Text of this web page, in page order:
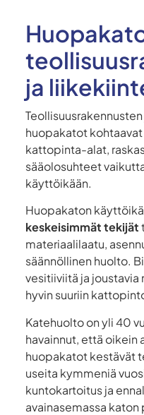
ja
huopakatot
kattopinta-alat,
sääolosuhteet
käyttöikään.
Huopakaton
keskeisimmät tekijät
materiaalilaatu,
säännöllinen huolto.
vesitiiviitä ja
hyvin suuriin
Katehuolto on yli 40
havainnut, että oikein
huopakatot kestävät
useita kymmeniä
kuntokartoitus ja
avainasemassa